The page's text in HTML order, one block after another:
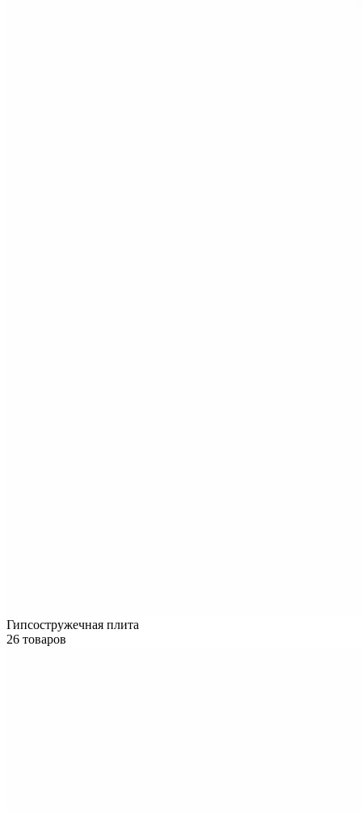
Гипсостружечная плита
26 товаров